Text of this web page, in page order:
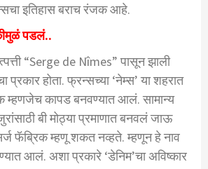
इतिहास बराच रंजक आहे.
पडलं..
“Serge de Nîmes” पासून झाली
होता. फ्रन्सच्या ‘नेम्स’ या शहरात
म्हणजेच कापड बनवण्यात आलं. सामान्य
बी मोठ्या प्रमाणात बनवलं जाऊ
फॅब्रिक म्हणू शकत नव्हते. म्हणून हे नाव
आलं. अशा प्रकारे ‘डेनिम’चा अविष्कार